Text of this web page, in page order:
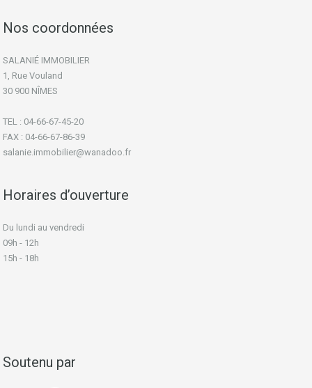
Nos coordonnées
SALANIÉ IMMOBILIER
1, Rue Vouland
30 900 NÎMES
TEL : 04-66-67-45-20
FAX : 04-66-67-86-39
salanie.immobilier@wanadoo.fr
Horaires d’ouverture
Du lundi au vendredi
09h - 12h
15h - 18h
Soutenu par